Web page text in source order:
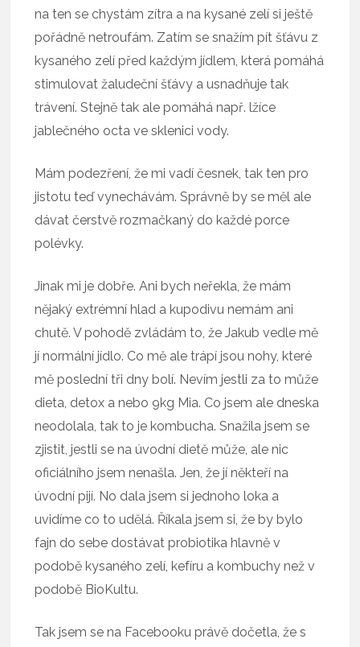
na ten se chystám zítra a na kysané zelí si ještě
pořádně netroufám. Zatím se snažím pít šťávu z
kysaného zelí před každým jídlem, která pomáhá
stimulovat žaludeční šťávy a usnadňuje tak
trávení. Stejně tak ale pomáhá např. lžíce
jablečného octa ve sklenici vody.
Mám podezření, že mi vadí česnek, tak ten pro
jistotu teď vynechávám. Správně by se měl ale
dávat čerstvě rozmačkaný do každé porce
polévky.
Jinak mi je dobře. Ani bych neřekla, že mám
nějaký extrémní hlad a kupodivu nemám ani
chutě. V pohodě zvládám to, že Jakub vedle mě
jí normální jídlo. Co mě ale trápí jsou nohy, které
mě poslední tři dny bolí. Nevím jestli za to může
dieta, detox a nebo 9kg Mia. Co jsem ale dneska
neodolala, tak to je kombucha. Snažila jsem se
zjistit, jestli se na úvodní dietě může, ale nic
oficiálního jsem nenašla. Jen, že jí někteří na
úvodní pijí. No dala jsem si jednoho loka a
uvidíme co to udělá. Říkala jsem si, že by bylo
fajn do sebe dostávat probiotika hlavně v
podobě kysaného zelí, kefíru a kombuchy než v
podobě BioKultu.
Tak jsem se na Facebooku právě dočetla, že s